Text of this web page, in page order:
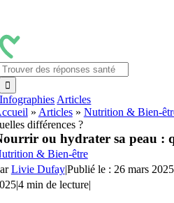
contenu
Infographies Articles
» Articles» Nutrition & Bien-
différences ?
ou hydrater sa peau :
& Bien-être
Livie Dufay|Publié le : 26 mars 2025
|4 min de lecture|